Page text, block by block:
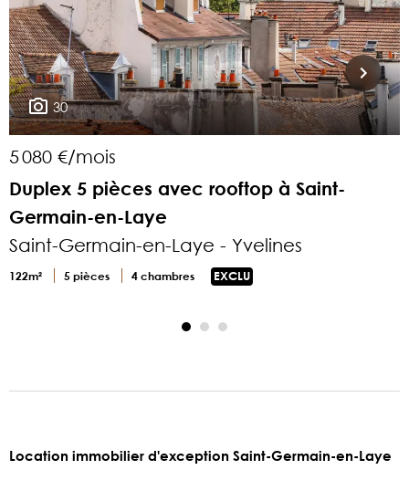
30
5 080 €/mois
Duplex 5 pièces avec rooftop à Saint-
Germain-en-Laye
Saint-Germain-en-Laye - Yvelines
122m² 5 pièces 4 chambres EXCLU
Location immobilier d'exception Saint-Germain-en-Laye